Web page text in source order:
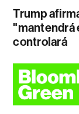
Trump
"mantendrá
controlará